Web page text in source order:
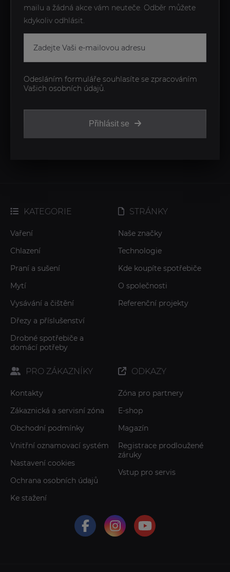
mailu a žádná akce vám neuteče. Odběr můžete
kdykoliv odhlásit.
Přihlásit se
Odesláním formuláře souhlasíte se zpracováním
Vašich osobních údajů.
KATEGORIE
Vaření
Chlazení
Praní a sušení
Mytí
Vysávání a čištění
Dřezy a příslušenství
Drobné spotřebiče a
domácí potřeby
STRÁNKY
Naše značky
Technologie
Kde koupíte spotřebiče
O společnosti
Referenční projekty
PRO ZÁKAZNÍKY
Kontakty
Zákaznická a servisní zóna
Obchodní podmínky
Vnitřní oznamovací systém
Nastavení cookies
Ochrana osobních údajů
Ke stažení
ODKAZY
Zóna pro partnery
E-shop
Magazín
Registrace prodloužené
záruky
Vstup pro servis